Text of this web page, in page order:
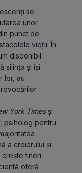
se
unor
punct de
vieții. În
disponibil
silința și își
lor, au
York Times și
psiholog pentru
a creierului și
tineri
oferă